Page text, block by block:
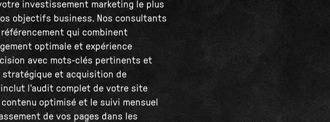
investissement marketing le plus
objectifs business. Nos consultants
qui combinent
optimale et expérience
avec mots-clés pertinents et
et acquisition de
l'audit complet de votre site
optimisé et le suivi mensuel
de vos pages dans les